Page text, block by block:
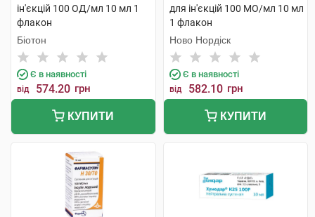
ін'єкцій 100 ОД/мл 10 мл 1
флакон
Біотон
Є в наявності
від 574.20 грн
КУПИТИ
для ін'єкцій 100 МО/мл 10 мл
1 флакон
Ново Нордіск
Є в наявності
від 582.10 грн
КУПИТИ